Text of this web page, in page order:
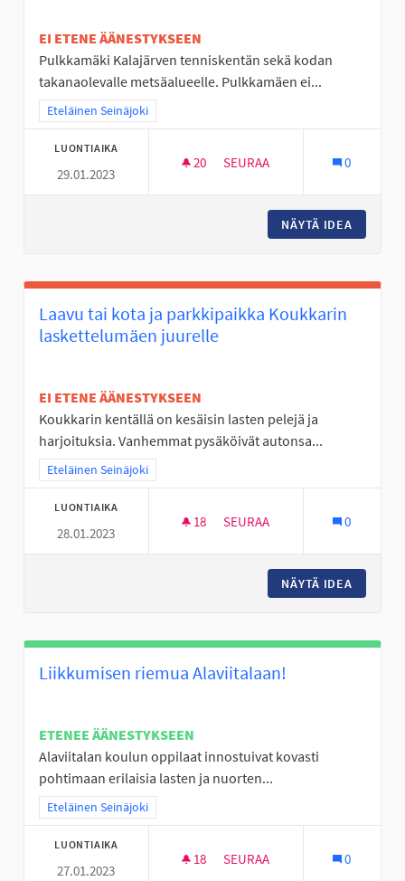
EI ETENE ÄÄNESTYKSEEN
Pulkkamäki Kalajärven tenniskentän sekä kodan
takanaolevalle metsäalueelle. Pulkkamäen ei...
Rajaa tulokset teeman mukaan: Eteläinen Seinäjoki
Eteläinen Seinäjoki
LUONTIAIKA
29.01.2023
20 20 SEURAAJAA
SEURAA 0
NÄYTÄ IDEA
Laavu tai kota ja parkkipaikka Koukkarin
laskettelumäen juurelle
EI ETENE ÄÄNESTYKSEEN
Koukkarin kentällä on kesäisin lasten pelejä ja
harjoituksia. Vanhemmat pysäköivät autonsa...
Rajaa tulokset teeman mukaan: Eteläinen Seinäjoki
Eteläinen Seinäjoki
LUONTIAIKA
28.01.2023
18 18 SEURAAJAA
SEURAA 0
NÄYTÄ IDEA
Liikkumisen riemua Alaviitalaan!
ETENEE ÄÄNESTYKSEEN
Alaviitalan koulun oppilaat innostuivat kovasti
pohtimaan erilaisia lasten ja nuorten...
Rajaa tulokset teeman mukaan: Eteläinen Seinäjoki
Eteläinen Seinäjoki
LUONTIAIKA
27.01.2023
18 18 SEURAAJAA
SEURAA 0